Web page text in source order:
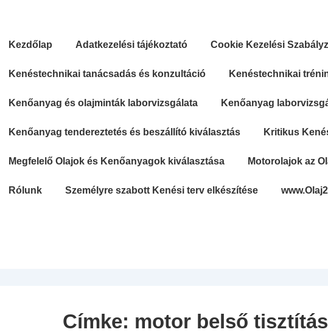
Kezdőlap Adatkezelési tájékoztató Cookie Kezelési
Kenéstechnikai tanácsadás és konzultáció Kenéstechnikai
Kenőanyag és olajminták laborvizsgálata Kenőanyag
Kenőanyag tendereztetés és beszállító kiválasztás Kritikus
Megfelelő Olajok és Kenőanyagok kiválasztása Motorolajok az
Rólunk Személyre szabott Kenési terv elkészítése
Címke: motor belső tisztítás